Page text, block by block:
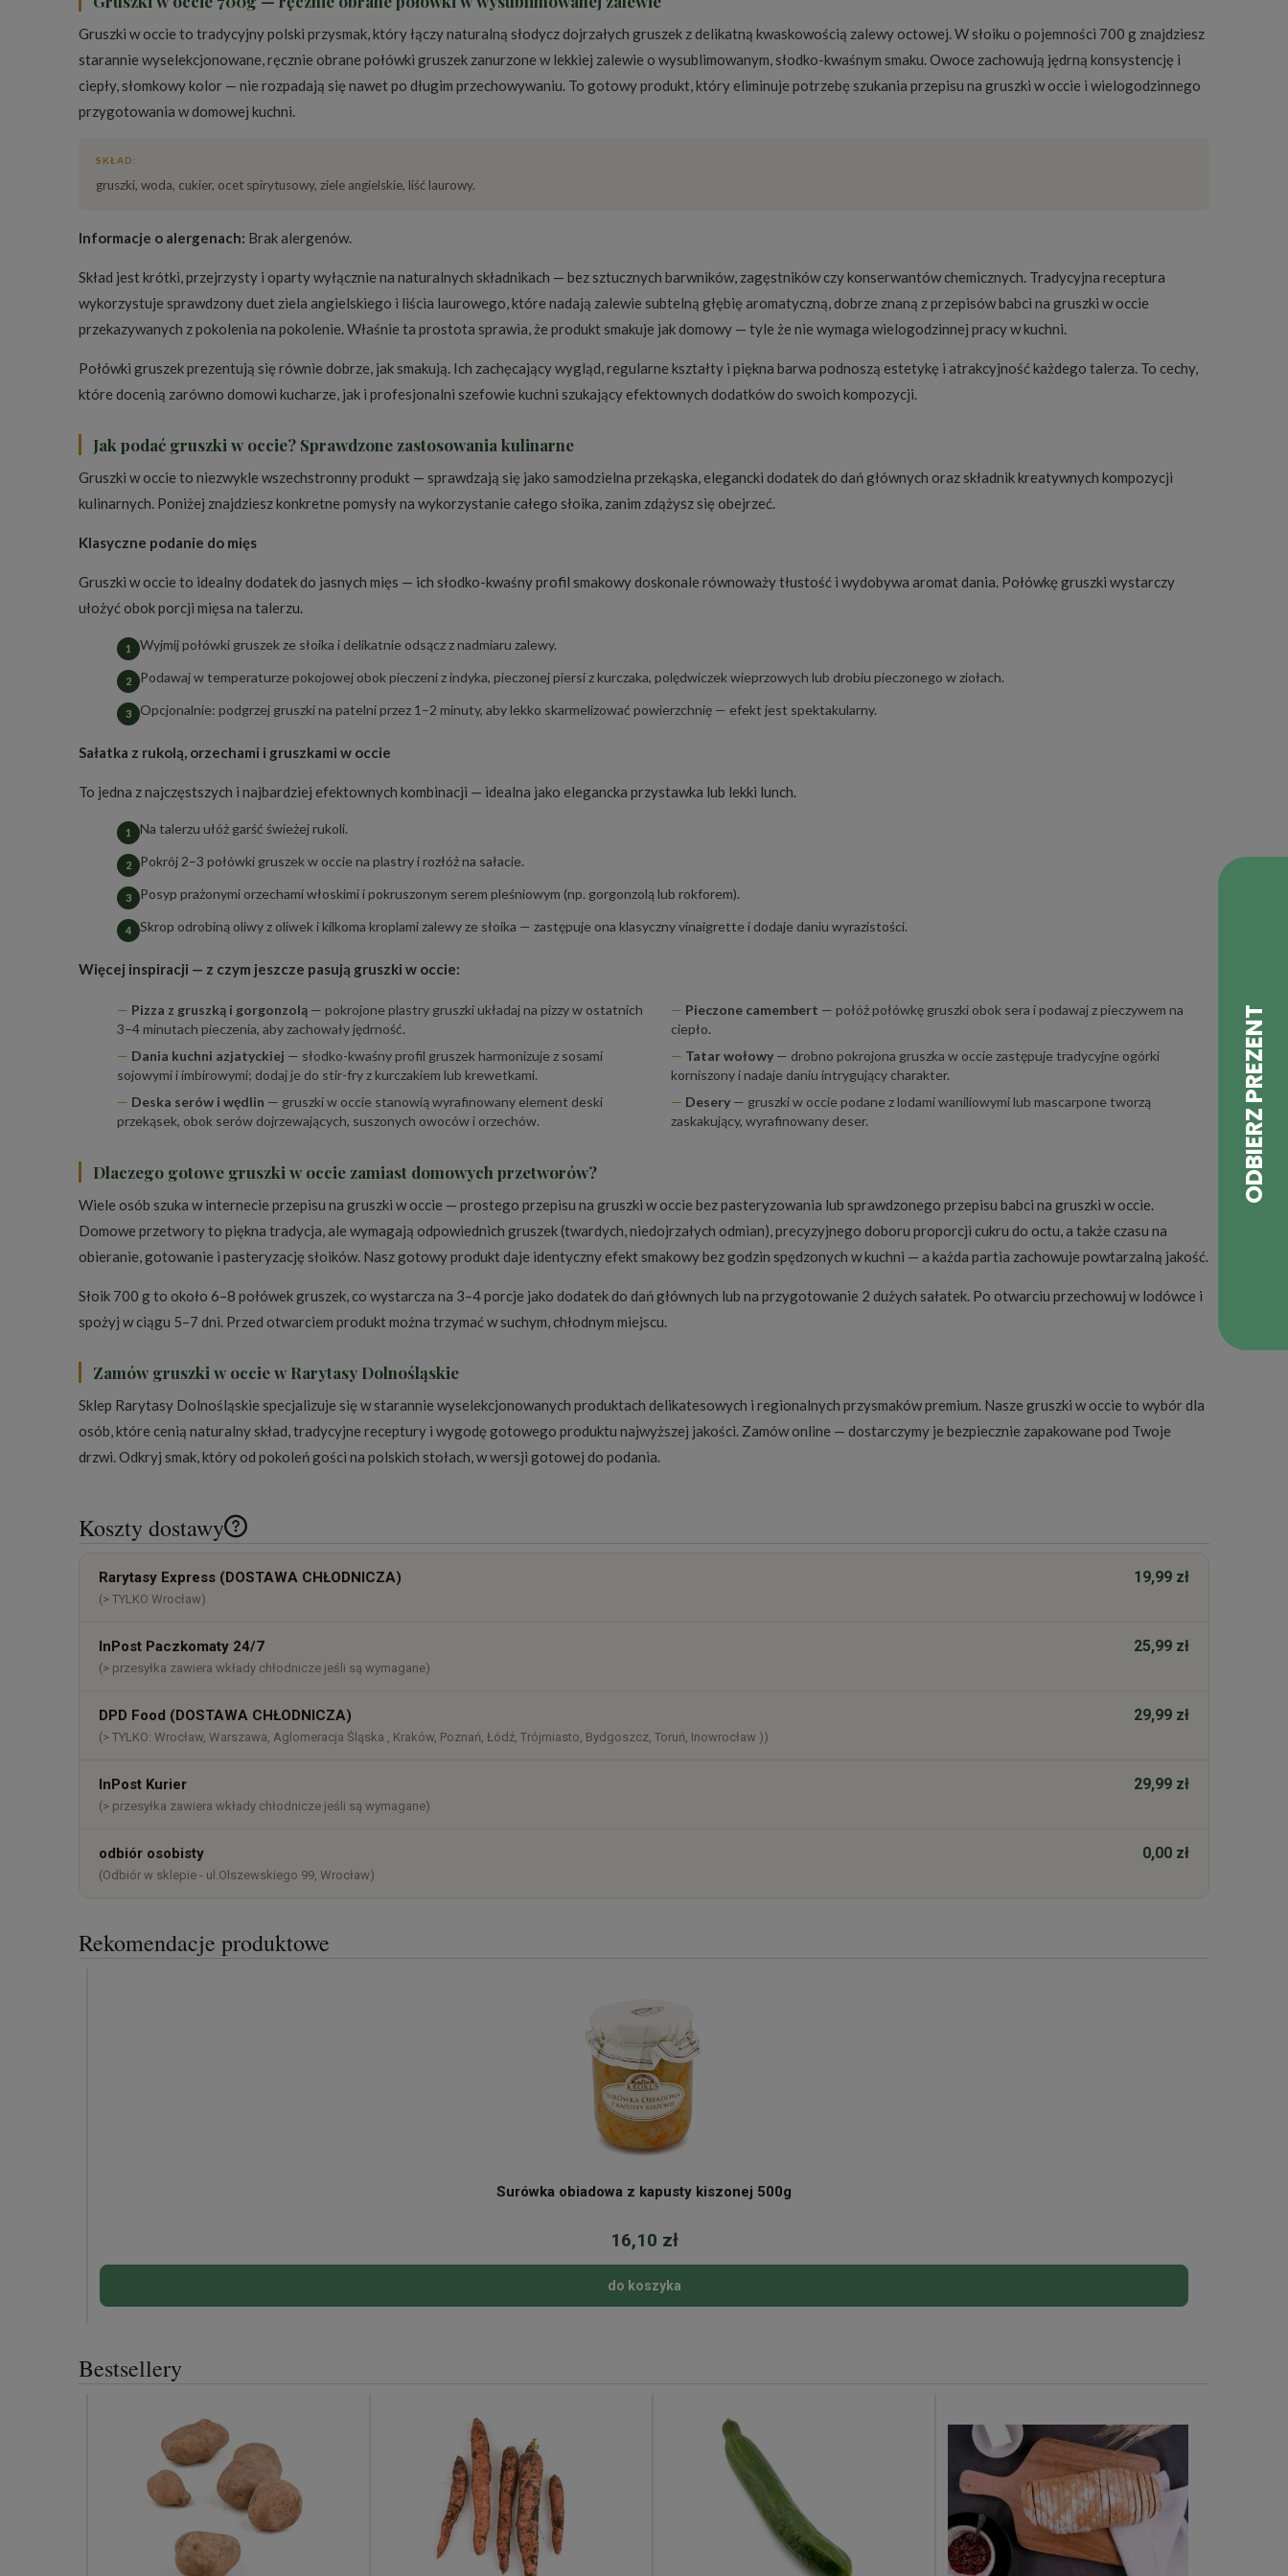
Gruszki w occie to tradycyjny polski przysmak, który łączy naturalną słodycz dojrzałych gruszek z delikatną kwaskowością zalewy octowej. W słoiku o pojemności 700 g znajdziesz
starannie wyselekcjonowane, ręcznie obrane połówki gruszek zanurzone w lekkiej zalewie o wysublimowanym, słodko-kwaśnym smaku. Owoce zachowują jędrną konsystencję i
ciepły, słomkowy kolor — nie rozpadają się nawet po długim przechowywaniu. To gotowy produkt, który eliminuje potrzebę szukania przepisu na gruszki w occie i wielogodzinnego
przygotowania w domowej kuchni.
SKŁAD:
gruszki, woda, cukier, ocet spirytusowy, ziele angielskie, liść laurowy.
Informacje o alergenach: Brak alergenów.
Skład jest krótki, przejrzysty i oparty wyłącznie na naturalnych składnikach — bez sztucznych barwników, zagęstników czy konserwantów chemicznych. Tradycyjna receptura
wykorzystuje sprawdzony duet ziela angielskiego i liścia laurowego, które nadają zalewie subtelną głębię aromatyczną, dobrze znaną z przepisów babci na gruszki w occie
przekazywanych z pokolenia na pokolenie. Właśnie ta prostota sprawia, że produkt smakuje jak domowy — tyle że nie wymaga wielogodzinnej pracy w kuchni.
Połówki gruszek prezentują się równie dobrze, jak smakują. Ich zachęcający wygląd, regularne kształty i piękna barwa podnoszą estetykę i atrakcyjność każdego talerza. To cechy,
które docenią zarówno domowi kucharze, jak i profesjonalni szefowie kuchni szukający efektownych dodatków do swoich kompozycji.
Jak podać gruszki w occie? Sprawdzone zastosowania kulinarne
Gruszki w occie to niezwykle wszechstronny produkt — sprawdzają się jako samodzielna przekąska, elegancki dodatek do dań głównych oraz składnik kreatywnych kompozycji
kulinarnych. Poniżej znajdziesz konkretne pomysły na wykorzystanie całego słoika, zanim zdążysz się obejrzeć.
Klasyczne podanie do mięs
Gruszki w occie to idealny dodatek do jasnych mięs — ich słodko-kwaśny profil smakowy doskonale równoważy tłustość i wydobywa aromat dania. Połówkę gruszki wystarczy
ułożyć obok porcji mięsa na talerzu.
Wyjmij połówki gruszek ze słoika i delikatnie odsącz z nadmiaru zalewy.
Podawaj w temperaturze pokojowej obok pieczeni z indyka, pieczonej piersi z kurczaka, polędwiczek wieprzowych lub drobiu pieczonego w ziołach.
Opcjonalnie: podgrzej gruszki na patelni przez 1–2 minuty, aby lekko skarmelizować powierzchnię — efekt jest spektakularny.
Sałatka z rukolą, orzechami i gruszkami w occie
To jedna z najczęstszych i najbardziej efektownych kombinacji — idealna jako elegancka przystawka lub lekki lunch.
Na talerzu ułóż garść świeżej rukoli.
Pokrój 2–3 połówki gruszek w occie na plastry i rozłóż na sałacie.
Posyp prażonymi orzechami włoskimi i pokruszonym serem pleśniowym (np. gorgonzolą lub rokforem).
Skrop odrobiną oliwy z oliwek i kilkoma kroplami zalewy ze słoika — zastępuje ona klasyczny vinaigrette i dodaje daniu wyrazistości.
Więcej inspiracji — z czym jeszcze pasują gruszki w occie:
Pizza z gruszką i gorgonzolą — pokrojone plastry gruszki układaj na pizzy w ostatnich
3–4 minutach pieczenia, aby zachowały jędrność.
Dania kuchni azjatyckiej — słodko-kwaśny profil gruszek harmonizuje z sosami
sojowymi i imbirowymi; dodaj je do stir-fry z kurczakiem lub krewetkami.
Deska serów i wędlin — gruszki w occie stanowią wyrafinowany element deski
przekąsek, obok serów dojrzewających, suszonych owoców i orzechów.
Pieczone camembert — połóż połówkę gruszki obok sera i podawaj z pieczywem na
ciepło.
Tatar wołowy— drobno pokrojona gruszka w occie zastępuje tradycyjne ogórki
korniszony i nadaje daniu intrygujący charakter.
Desery— gruszki w occie podane z lodami waniliowymi lub mascarpone tworzą
zaskakujący, wyrafinowany deser.
Dlaczego gotowe gruszki w occie zamiast domowych przetworów?
Wiele osób szuka w internecie przepisu na gruszki w occie — prostego przepisu na gruszki w occie bez pasteryzowania lub sprawdzonego przepisu babci na gruszki w occie.
Domowe przetwory to piękna tradycja, ale wymagają odpowiednich gruszek (twardych, niedojrzałych odmian), precyzyjnego doboru proporcji cukru do octu, a także czasu na
obieranie, gotowanie i pasteryzację słoików. Nasz gotowy produkt daje identyczny efekt smakowy bez godzin spędzonych w kuchni — a każda partia zachowuje powtarzalną jakość.
Słoik 700 g to około 6–8 połówek gruszek, co wystarcza na 3–4 porcje jako dodatek do dań głównych lub na przygotowanie 2 dużych sałatek. Po otwarciu przechowuj w lodówce i
spożyj w ciągu 5–7 dni. Przed otwarciem produkt można trzymać w suchym, chłodnym miejscu.
Zamów gruszki w occie w Rarytasy Dolnośląskie
Sklep Rarytasy Dolnośląskie specjalizuje się w starannie wyselekcjonowanych produktach delikatesowych i regionalnych przysmaków premium. Nasze gruszki w occie to wybór dla
osób, które cenią naturalny skład, tradycyjne receptury i wygodę gotowego produktu najwyższej jakości. Zamów online — dostarczymy je bezpiecznie zapakowane pod Twoje
drzwi. Odkryj smak, który od pokoleń gości na polskich stołach, w wersji gotowej do podania.
Koszty dostawy
Cena nie zawiera ewentualnych kosztów
Rarytasy Express (DOSTAWA CHŁODNICZA)
(> TYLKO Wrocław)
19,99 zł
InPost Paczkomaty 24/7
(> przesyłka zawiera wkłady chłodnicze jeśli są wymagane)
25,99 zł
DPD Food (DOSTAWA CHŁODNICZA)
(> TYLKO: Wrocław, Warszawa, Aglomeracja Śląska , Kraków, Poznań, Łódź, Trójmiasto, Bydgoszcz, Toruń, Inowrocław ))
29,99 zł
InPost Kurier
(> przesyłka zawiera wkłady chłodnicze jeśli są wymagane)
29,99 zł
odbiór osobisty
(Odbiór w sklepie - ul.Olszewskiego 99, Wrocław)
0,00 zł
Rekomendacje produktowe
Surówka obiadowa z kapusty kiszonej 500g
16,10 zł
do koszyka
Bestsellery